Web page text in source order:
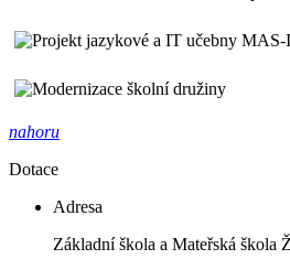
nahoru
Dotace
Adresa
Základní škola a Mateřská škola